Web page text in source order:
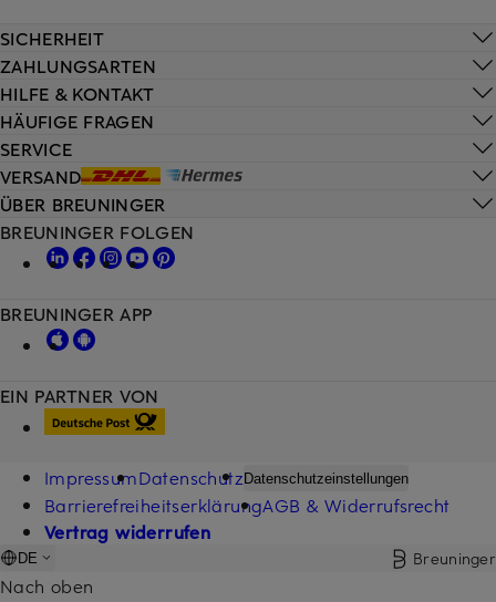
HILFE & KONTAKT
HÄUFIGE FRAGEN
SERVICE
VERSAND
SICHERHEIT
ZAHLUNGSARTEN
ÜBER BREUNINGER
EIN PARTNER VON
BREUNINGER FOLGEN
BREUNINGER APP
ImpressumDatenschutzDatenschutzeinstellungen
BarrierefreiheitserklärungAGB & Widerrufsrecht
Vertrag widerrufen
DE Breuninger
Nach oben